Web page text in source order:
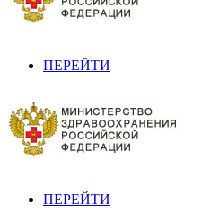
ПЕРЕЙТИ
ПЕРЕЙТИ